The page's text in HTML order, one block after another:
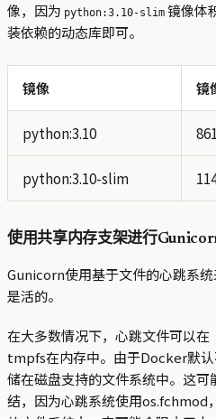
像，因为 python:3.10-slim 镜像体
装依赖的动态库即可。
镜像 镜
python:3.10
python:3.10-slim
使用共享内存支架进行
Gunicorn使用基于文件的心跳系
是活的。
在大多数情况下，心跳文件可以
tmpfs在内存中。由于Docker默
储在磁盘支持的文件系统中。这
结，因为心跳系统使用os.fchmod